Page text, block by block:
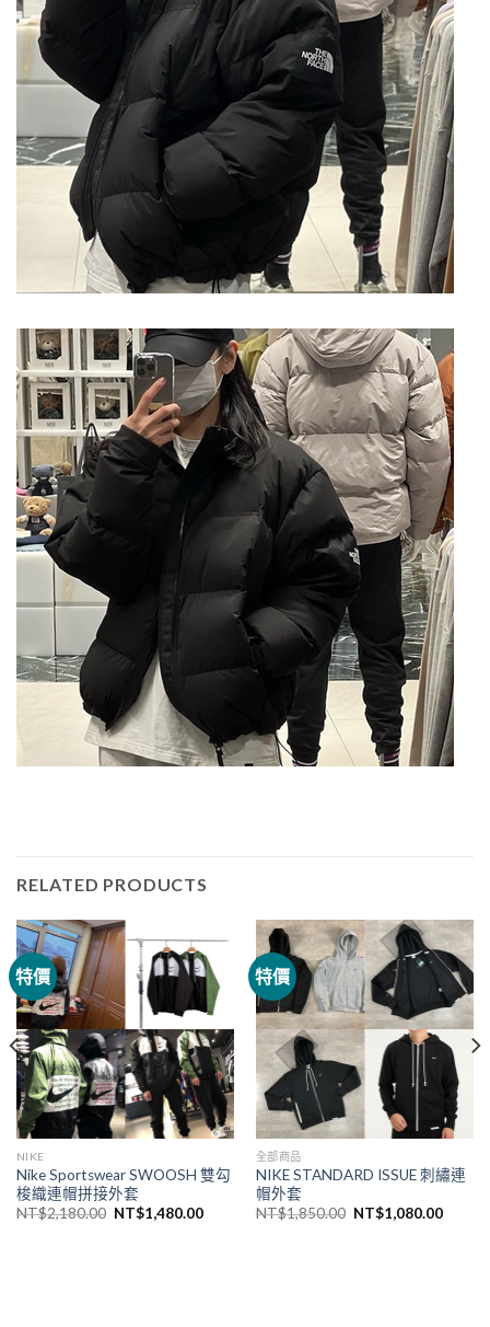
RELATED PRODUCTS
特價
NIKE
Nike Sportswear SWOOSH 雙勾
梭織連帽拼接外套
NT$2,180.00 NT$1,480.00
特價
全部商品
NIKE STANDARD ISSUE 刺繡連
帽外套
NT$1,850.00 NT$1,080.00